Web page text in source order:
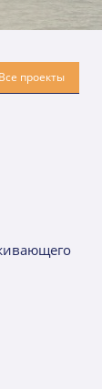
Все проекты